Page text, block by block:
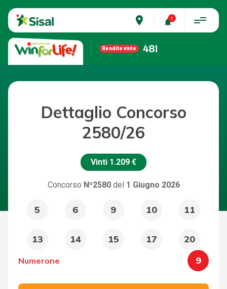
place
Rendite vinte 481
Dettaglio Concorso
2580/26
Vinti 1.209 €
Concorso Nº2580del 1 Giugno 2026
5 6 9 10 11
13 14 15 17 20
Numerone 9